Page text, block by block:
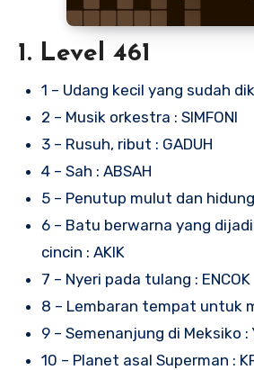
1. Level 461
1 – Udang kecil yang sudah
2 – Musik orkestra : SIMFONI
3 – Rusuh, ribut : GADUH
4 – Sah : ABSAH
5 – Penutup mulut dan hidung
6 – Batu berwarna yang
cincin : AKIK
7 – Nyeri pada tulang : ENCOK
8 – Lembaran tempat untuk
9 – Semenanjung di Meksiko :
10 – Planet asal Superman :